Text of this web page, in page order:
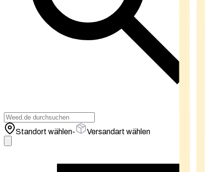
Standort wählen- Versandart wählen